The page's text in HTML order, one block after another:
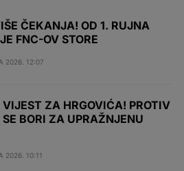
ČEKANJA! OD 1. RUJNA
FNC-OV STORE
2026. 12:07
ZA HRGOVIĆA! PROTIV
BORI ZA UPRAŽNJENU
2026. 10:11